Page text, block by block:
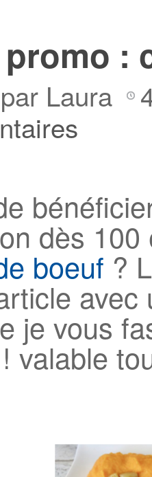
:
Laura
dès 100
boeuf ?
je vous
valable